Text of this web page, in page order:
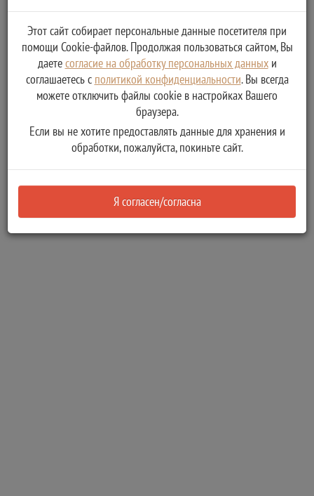
Этот сайт собирает персональные данные посетителя при
помощи Cookie-файлов. Продолжая пользоваться сайтом, Вы
даетесогласие на обработку персональных данныхи
соглашаетесь с политикой конфиденциальности. Вы всегда
можете отключить файлы cookie в настройках Вашего
браузера.
Если вы не хотите предоставлять данные для хранения и
обработки, пожалуйста, покиньте сайт.
Я согласен/согласна